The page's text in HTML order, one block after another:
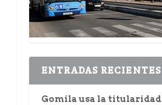
ENTRADAS RECIENTES
Gomila usa la titularidad